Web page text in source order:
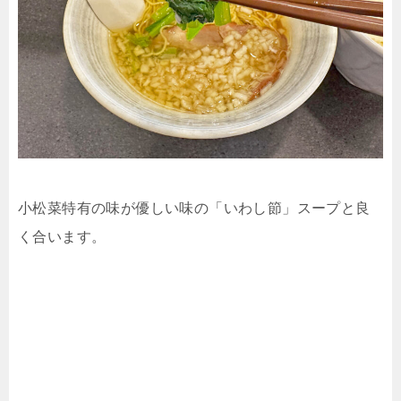
小松菜特有の味が優しい味の「いわし節」スープと良
く合います。